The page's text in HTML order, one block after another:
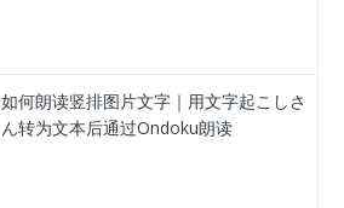
如何朗读竖排图片文字｜用文字起こしさ
ん转为文本后通过Ondoku朗读